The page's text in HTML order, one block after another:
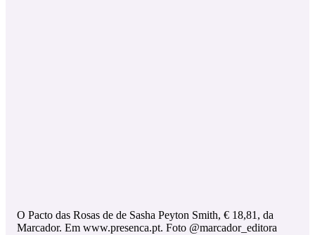
O Pacto das Rosas de de Sasha Peyton Smith, € 18,81, da
Marcador. Em www.presenca.pt. Foto @marcador_editora